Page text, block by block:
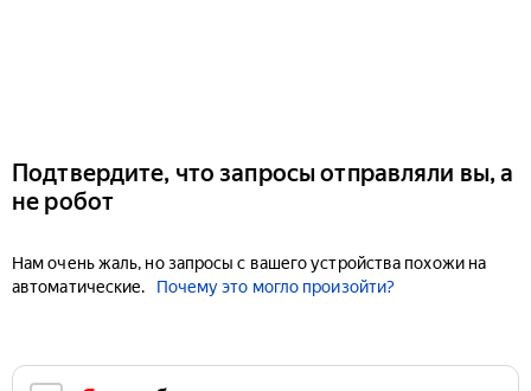
Подтвердите, что запросы отправляли вы, а
не робот
Нам очень жаль, но запросы с вашего устройства похожи на
автоматические.
Почему это могло произойти?